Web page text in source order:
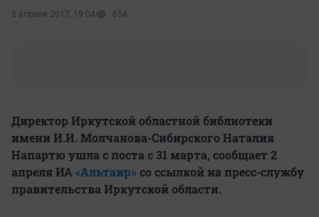
2 апреля 2017, 19:04 654
Директор Иркутской областной библиотеки
имени И.И. Молчанова-Сибирского Наталия
Напартю ушла с поста с 31 марта, сообщает 2
апреля ИА «Альтаир» со ссылкой на пресс-службу
правительства Иркутской области.